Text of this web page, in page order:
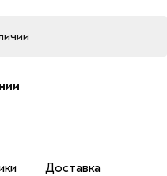
Доставка